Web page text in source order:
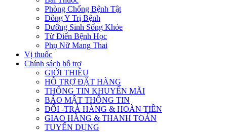
Phòng Chống Bệnh Tật
Đông Y Trị Bệnh
Dưỡng Sinh Sống Khỏe
Từ Điển Bệnh Học
Phụ Nữ Mang Thai
Vị thuốc
Chính sách hỗ trợ
GIỚI THIỆU
HỖ TRỢ ĐẶT HÀNG
THÔNG TIN KHUYẾN MÃI
BẢO MẬT THÔNG TIN
ĐỔI -TRẢ HÀNG & HOÀN TIỀN
GIAO HÀNG & THANH TOÁN
TUYỂN DỤNG